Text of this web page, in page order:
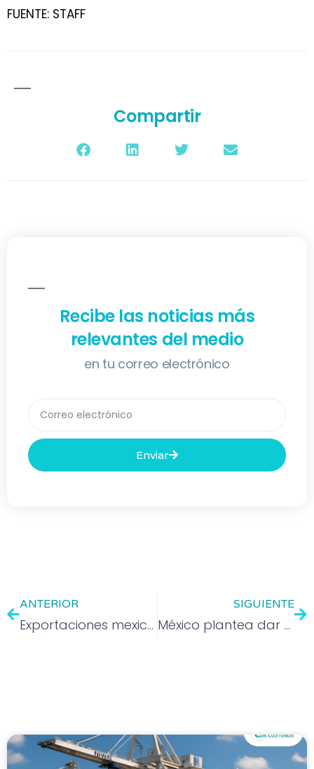
FUENTE: STAFF
Compartir
Recibe las noticias más
relevantes del medio
en tu correo electrónico
Enviar
ANTERIOR
Exportaciones mexicanas conservan acceso preferencial al mercado estadounidense pese a presiones arancelarias
SIGUIENTE
México plantea dar continuidad al T-MEC para fortalecer la integración regional